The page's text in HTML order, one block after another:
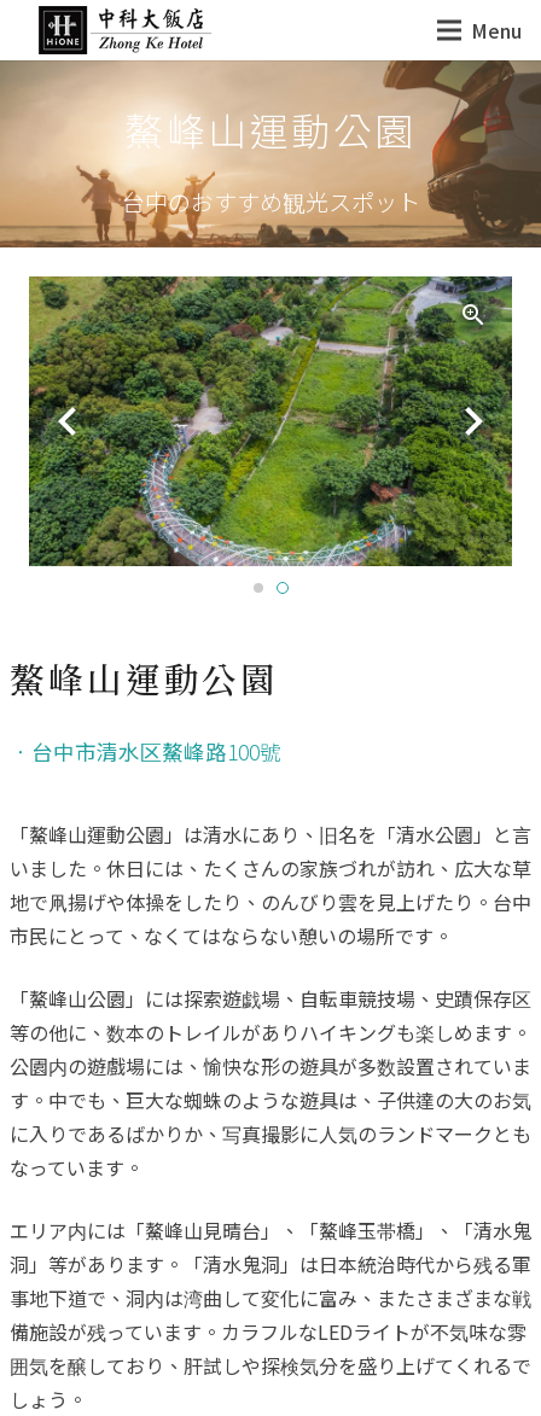
Menu
鰲峰山運動公園
台中のおすすめ観光スポット
鰲峰山運動公園
． 台中市清水区鰲峰路100號
「鰲峰山運動公園」は清水にあり、旧名を「清水公園」と言
いました。休日には、たくさんの家族づれが訪れ、広大な草
地で凧揚げや体操をしたり、のんびり雲を見上げたり。台中
市民にとって、なくてはならない憩いの場所です。
「鰲峰山公園」には探索遊戯場、自転車競技場、史蹟保存区
等の他に、数本のトレイルがありハイキングも楽しめます。
公園内の遊戲場には、愉快な形の遊具が多数設置されていま
す。中でも、巨大な蜘蛛のような遊具は、子供達の大のお気
に入りであるばかりか、写真撮影に人気のランドマークとも
なっています。
エリア内には「鰲峰山見晴台」、「鰲峰玉帯橋」、「清水鬼
洞」等があります。「清水鬼洞」は日本統治時代から残る軍
事地下道で、洞内は湾曲して変化に富み、またさまざまな戦
備施設が残っています。カラフルなLEDライトが不気味な雰
囲気を醸しており、肝試しや探検気分を盛り上げてくれるで
しょう。